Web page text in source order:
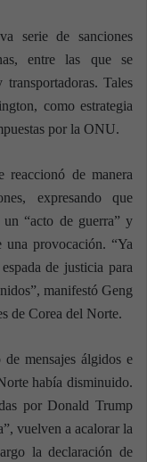
serie de sanciones
entre las que se
Tales
como estrategia
por la ONU.
reaccionó de manera
expresando que
“acto de guerra” y
una provocación. “Ya
de justicia para
manifestó Geng
de Corea del Norte.
mensajes álgidos e
había disminuido.
por Donald Trump
vuelven a acalorar la
la declaración de